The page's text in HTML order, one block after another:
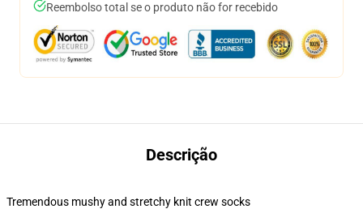
Reembolso total se o produto não for recebido
Descrição
Tremendous mushy and stretchy knit crew socks